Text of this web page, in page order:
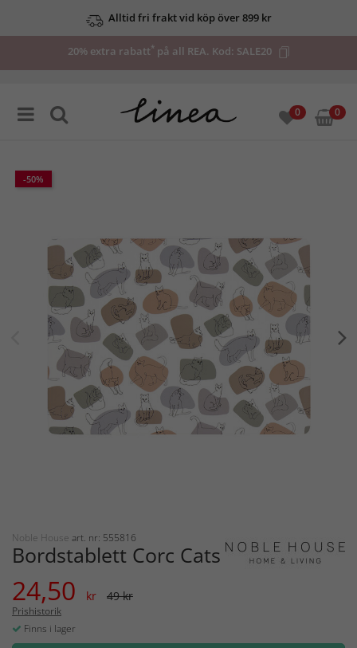
Alltid fri frakt vid köp över 899 kr
20% extra rabatt*på all REA. Kod: SALE20
0 0
-50%
Noble House art. nr: 555816
Bordstablett Corc Cats
24,50 kr 49 kr
Prishistorik
Finns i lager